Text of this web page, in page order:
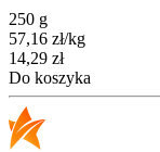
250 g
57,16 zł/kg
Cena
14,29 zł
Do koszyka